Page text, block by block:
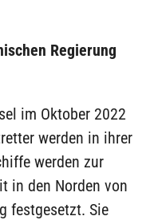
Regierung
im Oktober 2022
werden in ihrer
werden zur
in den Norden von
festgesetzt. Sie